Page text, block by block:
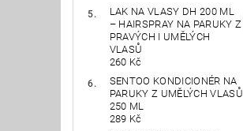
LAK NA VLASY DH 200 ML
– HAIRSPRAY NA PARUKY Z
PRAVÝCH I UMĚLÝCH
VLASŮ
260 Kč
SENTOO KONDICIONÉR NA
PARUKY Z UMĚLÝCH VLASŮ
250 ML
289 Kč